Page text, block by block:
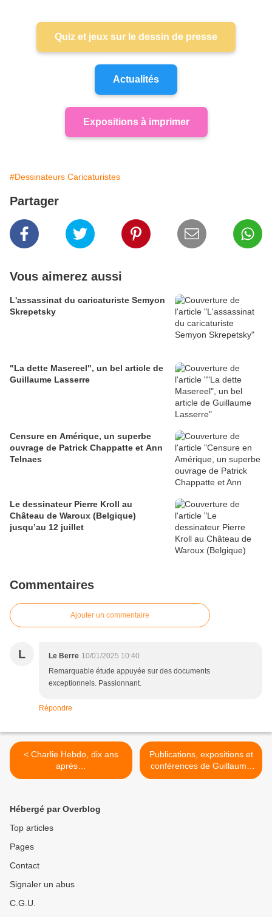
Quiz et jeux sur le dessin de presse
Actualités
Expositions à imprimer
#Dessinateurs Caricaturistes
Partager
Vous aimerez aussi
L'assassinat du caricaturiste Semyon
Skrepetsky
"La dette Masereel", un bel article de
Guillaume Lasserre
Censure en Amérique, un superbe
ouvrage de Patrick Chappatte et Ann
Telnaes
Le dessinateur Pierre Kroll au
Château de Waroux (Belgique)
jusqu’au 12 juillet
Commentaires
Ajouter un commentaire
L Le Berre 10/01/2025 10:40
Remarquable étude appuyée sur des documents
exceptionnels. Passionnant.
Répondre
< Charlie Hebdo, dix ans
après…
Publications, expositions et
conférences de Guillaume
Doizy >
Hébergé par Overblog
Top articles
Pages
Contact
Signaler un abus
C.G.U.